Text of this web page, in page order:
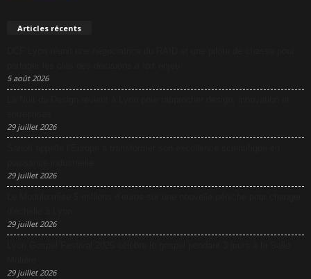
Articles récents
5 août 2026
29 juillet 2026
29 juillet 2026
29 juillet 2026
29 juillet 2026